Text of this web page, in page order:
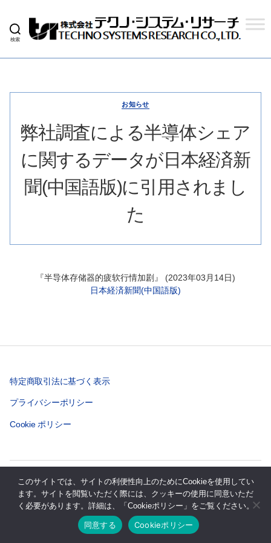
検索
式
テ
ク
シ
ス
ム
リ
サ
ー
お知らせ
弊社調査による半導体シェア
に関するデータが日本経済新
聞(中国語版)に引用されまし
た
『半导体存储器的疲软行情加剧』 (2023年03月14日)
日本経済新聞(中国語版)
特定商取引法に基づく表示
プライバシーポリシー
Cookie ポリシー
© 2026年株式会社テクノシステムリサーチ 上
このサイトでは、サイトの利便性向上のためにCookieを使用してい
ます。サイトを閲覧いただく際には、クッキーの使用に同意いただ
く必要があります。詳細は、「Cookieポリシー」をご覧ください。
同意する Cookieポリシー